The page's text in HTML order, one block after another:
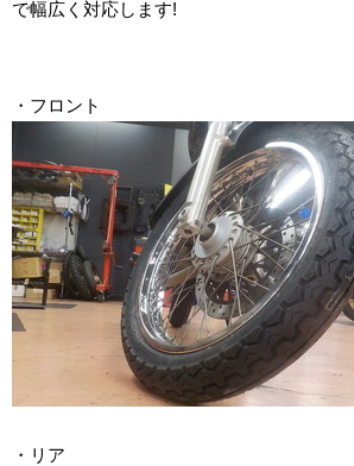
で幅広く対応します!
・フロント
・リア